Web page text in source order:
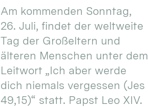
Am kommenden Sonntag,
26. Juli, findet der weltweite
Tag der Großeltern und
älteren Menschen unter dem
Leitwort „Ich aber werde
dich niemals vergessen (Jes
49,15)“ statt. Papst Leo XIV.